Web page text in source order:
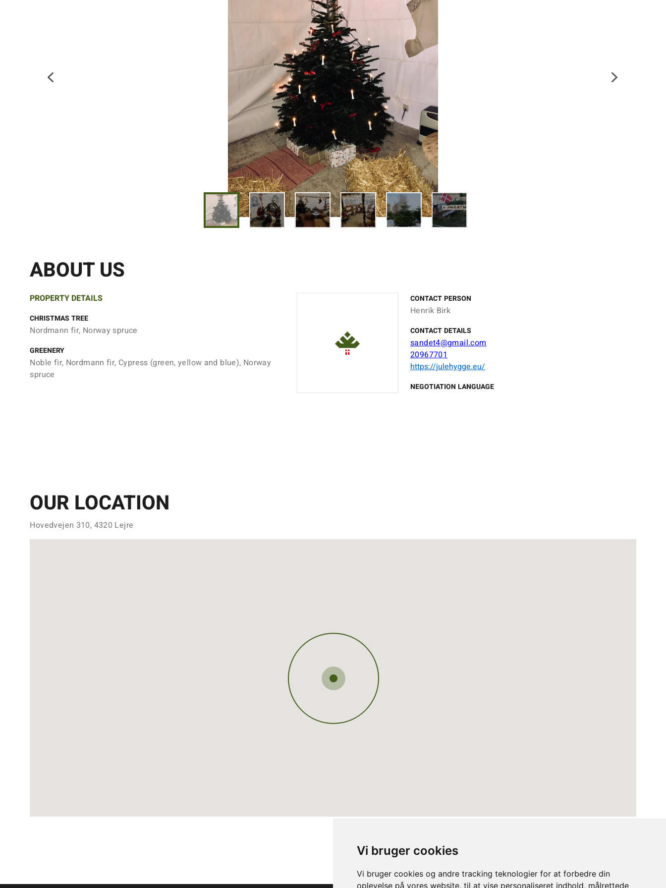
Vi bruger cookies
Vi bruger cookies og andre tracking teknologier for at forbedre din
oplevelse på vores website, til at vise personaliseret indhold, målrettede
ABOUT US
PROPERTY DETAILS
CHRISTMAS TREE
Nordmann fir, Norway spruce
GREENERY
Noble fir, Nordmann fir, Cypress (green, yellow and blue), Norway
spruce
CONTACT PERSON
Henrik Birk
CONTACT DETAILS
sandet4@gmail.com
20967701
https://julehygge.eu/
NEGOTIATION LANGUAGE
OUR LOCATION
Hovedvejen 310, 4320 Lejre